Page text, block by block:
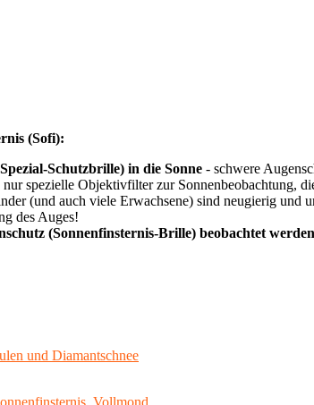
(Sofi):
Schutzbrille) in die Sonne - schwere
spezielle Objektivfilter zur Sonnenbeobachtung,
(und auch viele Erwachsene) sind neugierig
des Auges!
(Sonnenfinsternis-Brille) beobachtet
und Diamantschnee
, Vollmond